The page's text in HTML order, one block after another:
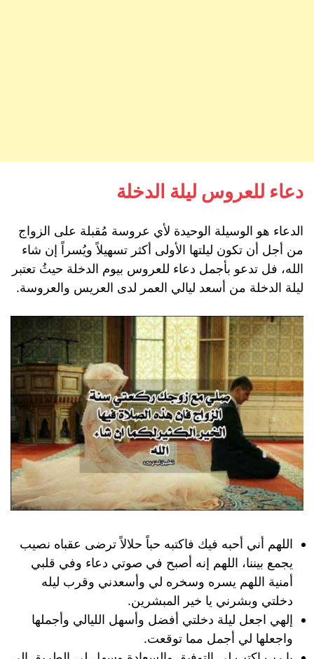
دعاء للعروس ليلة الدخلة
الدعاء هو الوسيلة الوحيدة لأي عروسة مُقبلة على الزواج
من أجل أن تكون ليلتها الأولى أكثر تسهيلاً ويُسراً إن شاء
الله، فل تدعو بأجمل دعاء للعروس بيوم الدخلة حيثُ تعتبر
ليلة الدخلة من أسعد ليالي العمر لدى العريس والعروسة.
اللهم أني أحبه فيك فاكتبه حباً حلالاً ترضى عقباه نصيب
يجمع بيننا، اللهم إنه أصبح في صوتي دعاء وفي قلبي
أمنية اللهم يسره وسخره لي وأسعدني وقرب ليله
دخلتي وبشرني يا خير المبشرين.
إلهي اجعل ليلة دخلتي أفضل وأسهل الليالي وأجملها
واجعلها لي أجمل مما توقعت.